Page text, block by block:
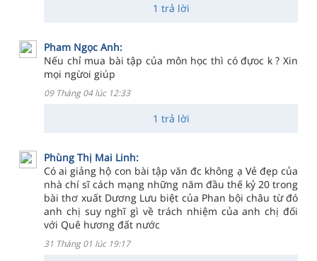
1 trả lời
Pham Ngọc Anh:
Nếu chỉ mua bài tập của môn học thì có đựoc k ? Xin
mọi ngừoi giúp
09 Tháng 04 lúc 12:33
1 trả lời
Phùng Thị Mai Linh:
Có ai giảng hộ con bài tập văn đc không ạ Vẻ đẹp của
nhà chí sĩ cách mạng những năm đầu thế kỷ 20 trong
bài thơ xuất Dương Lưu biệt của Phan bội châu từ đó
anh chị suy nghĩ gì về trách nhiệm của anh chị đối
với Quê hương đất nước
31 Tháng 01 lúc 19:17